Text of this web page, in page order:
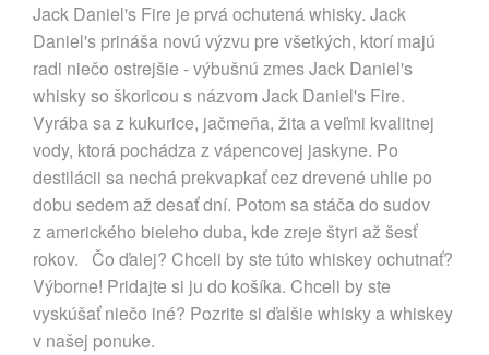
Jack Daniel's Fire je prvá ochutená whisky. Jack
Daniel's prináša novú výzvu pre všetkých, ktorí majú
radi niečo ostrejšie - výbušnú zmes Jack Daniel's
whisky so škoricou s názvom Jack Daniel's Fire.
Vyrába sa z kukurice, jačmeňa, žita a veľmi kvalitnej
vody, ktorá pochádza z vápencovej jaskyne. Po
destilácii sa nechá prekvapkať cez drevené uhlie po
dobu sedem až desať dní. Potom sa stáča do sudov
z amerického bieleho duba, kde zreje štyri až šesť
rokov. Čo ďalej? Chceli by ste túto whiskey ochutnať?
Výborne! Pridajte si ju do košíka. Chceli by ste
vyskúšať niečo iné? Pozrite si ďalšie whisky a whiskey
v našej ponuke.